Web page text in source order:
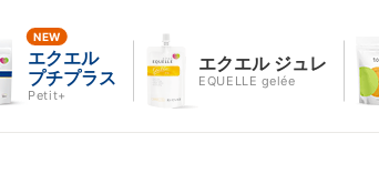
エクエル
プチプラス
Petit+
エクエル ジュレ
EQUELLE gelée